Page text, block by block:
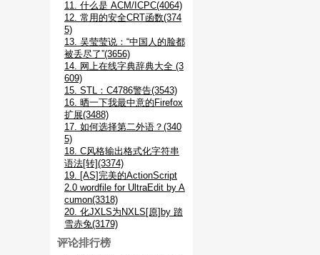
11. 什么是 ACM/ICPC(4064)
12. 常用的安全CRT函数(374
5)
13. 吴莹莹说：“中国人的脸都
被丢尽了”(3656)
14. 网上在线字典辞典大全 (3
609)
15. STL：C4786警告(3543)
16. 晒一下我最中意的Firefox
扩展(3488)
17. 如何选择第二外语？(340
5)
18. C风格输出格式化字符串
语法[转](3374)
19. [AS]完美的ActionScript
2.0 wordfile for UltraEdit by A
cumon(3318)
20. 化JXLS为NXLS[原]by 踏
雪赤兔(3179)
评论排行榜